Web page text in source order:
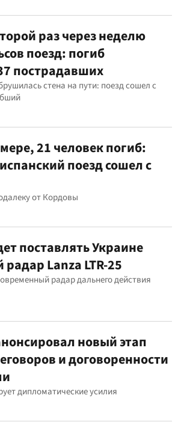
раз через неделю
поезд: погиб
пострадавших
стена на пути: поезд сошел с
21 человек погиб:
поезд сошел с
от Кордовы
поставлять Украине
радар Lanza LTR-25
радар дальнего действия
новый этап
и договоренности
дипломатические усилия